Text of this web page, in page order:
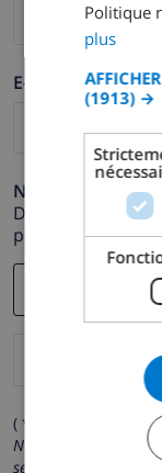
E-mail *
Numéro de
Dans le cas où
pas
( * Les champs
Nous respectons
seront pas
Politique
plus
(1913) →